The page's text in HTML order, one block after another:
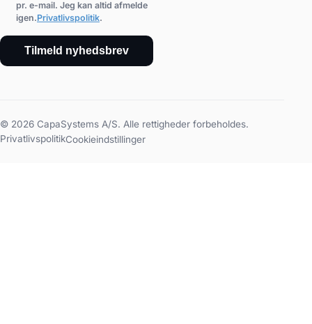
pr. e-mail. Jeg kan altid afmelde
igen.Privatlivspolitik.
Tilmeld nyhedsbrev
© 2026 CapaSystems A/S. Alle rettigheder forbeholdes.
PrivatlivspolitikCookieindstillinger